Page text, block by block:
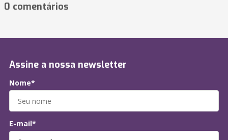
0 comentários
Assine a nossa newsletter
Nome*
E-mail*